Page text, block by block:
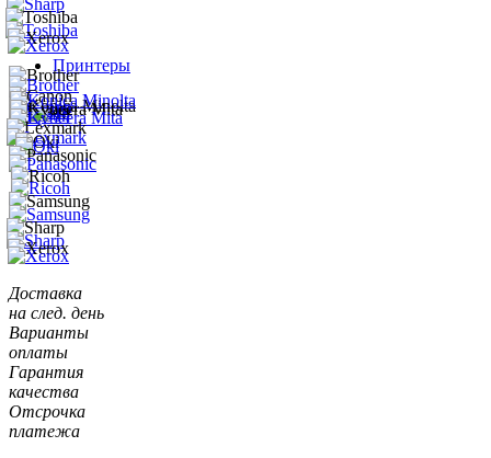
Принтеры
Доставка
на след. день
Варианты
оплаты
Гарантия
качества
Отсрочка
платежа